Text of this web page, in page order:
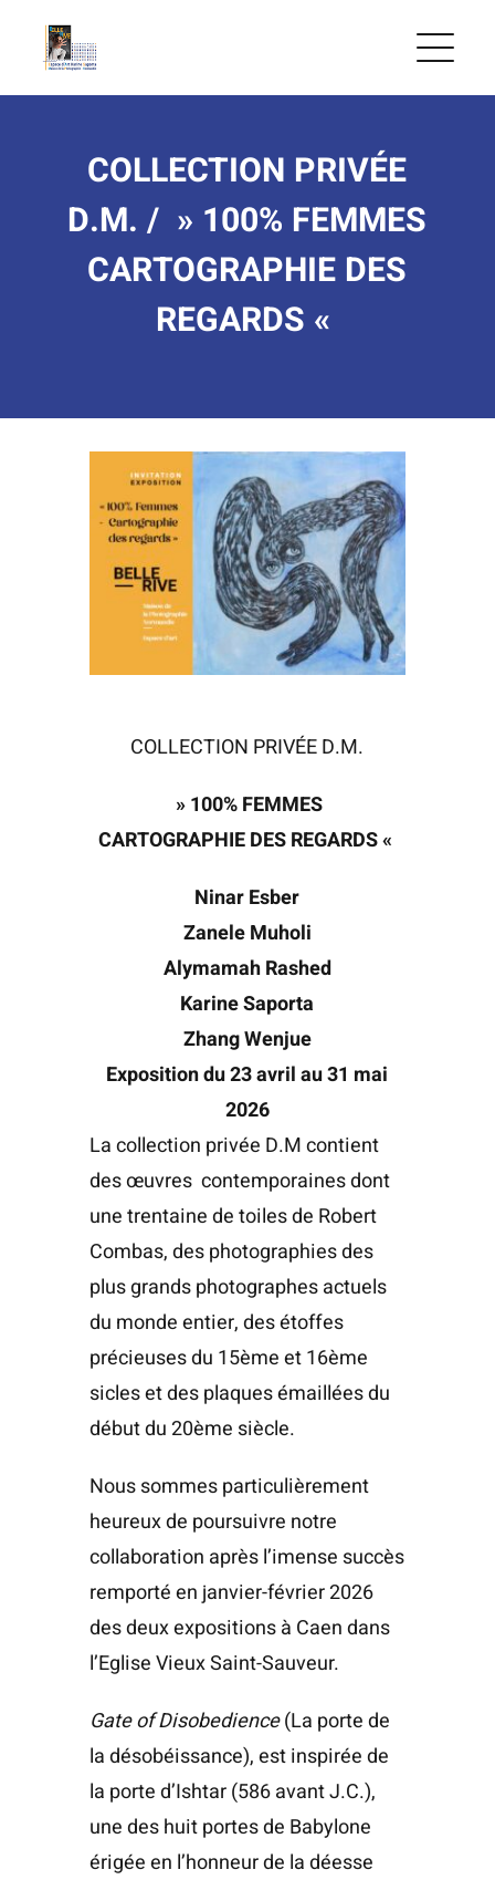
COLLECTION PRIVÉE
D.M. / » 100% FEMMES
CARTOGRAPHIE DES
REGARDS «
COLLECTION PRIVÉE D.M.
» 100% FEMMES
CARTOGRAPHIE DES REGARDS «
Ninar Esber
Zanele Muholi
Alymamah Rashed
Karine Saporta
Zhang Wenjue
Exposition du 23 avril au 31 mai
2026
La collection privée D.M contient
des œuvres contemporaines dont
une trentaine de toiles de Robert
Combas, des photographies des
plus grands photographes actuels
du monde entier, des étoffes
précieuses du 15ème et 16ème
sicles et des plaques émaillées du
début du 20ème siècle.
Nous sommes particulièrement
heureux de poursuivre notre
collaboration après l’imense succès
remporté en janvier-février 2026
des deux expositions à Caen dans
l’Eglise Vieux Saint-Sauveur.
Gate of Disobedience(La porte de
la désobéissance), est inspirée de
la porte d’Ishtar (586 avant J.C.),
une des huit portes de Babylone
érigée en l’honneur de la déesse